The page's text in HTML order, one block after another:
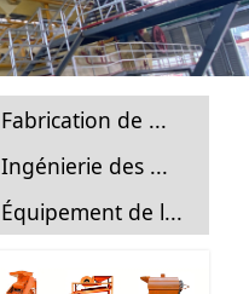
Fabrication de ...
Ingénierie des ...
Équipement de l...